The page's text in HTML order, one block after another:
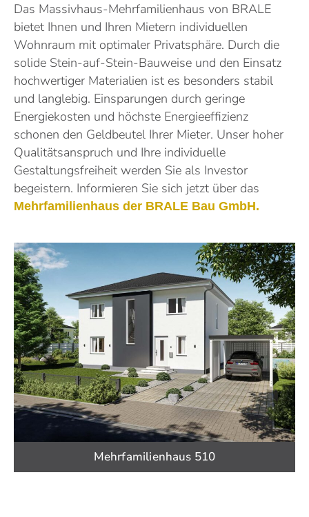
Das Massivhaus-Mehrfamilienhaus von BRALE
bietet Ihnen und Ihren Mietern individuellen
Wohnraum mit optimaler Privatsphäre. Durch die
solide Stein-auf-Stein-Bauweise und den Einsatz
hochwertiger Materialien ist es besonders stabil
und langlebig. Einsparungen durch geringe
Energiekosten und höchste Energieeffizienz
schonen den Geldbeutel Ihrer Mieter. Unser hoher
Qualitätsanspruch und Ihre individuelle
Gestaltungsfreiheit werden Sie als Investor
begeistern. Informieren Sie sich jetzt über das
Mehrfamilienhaus der BRALE Bau GmbH.
Mehrfamilienhaus 510